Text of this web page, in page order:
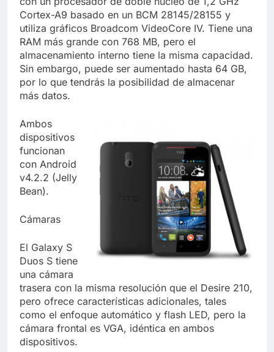
Cortex-A9 basado en un BCM 28145/28155 y
utiliza gráficos Broadcom VideoCore IV. Tiene una
RAM más grande con 768 MB, pero el
almacenamiento interno tiene la misma capacidad.
Sin embargo, puede ser aumentado hasta 64 GB,
por lo que tendrás la posibilidad de almacenar
más datos.
Ambos
dispositivos
funcionan
con Android
v4.2.2 (Jelly
Bean).
Cámaras
El Galaxy S
Duos S tiene
una cámara
trasera con la misma resolución que el Desire 210,
pero ofrece características adicionales, tales
como el enfoque automático y flash LED, pero la
cámara frontal es VGA, idéntica en ambos
dispositivos.